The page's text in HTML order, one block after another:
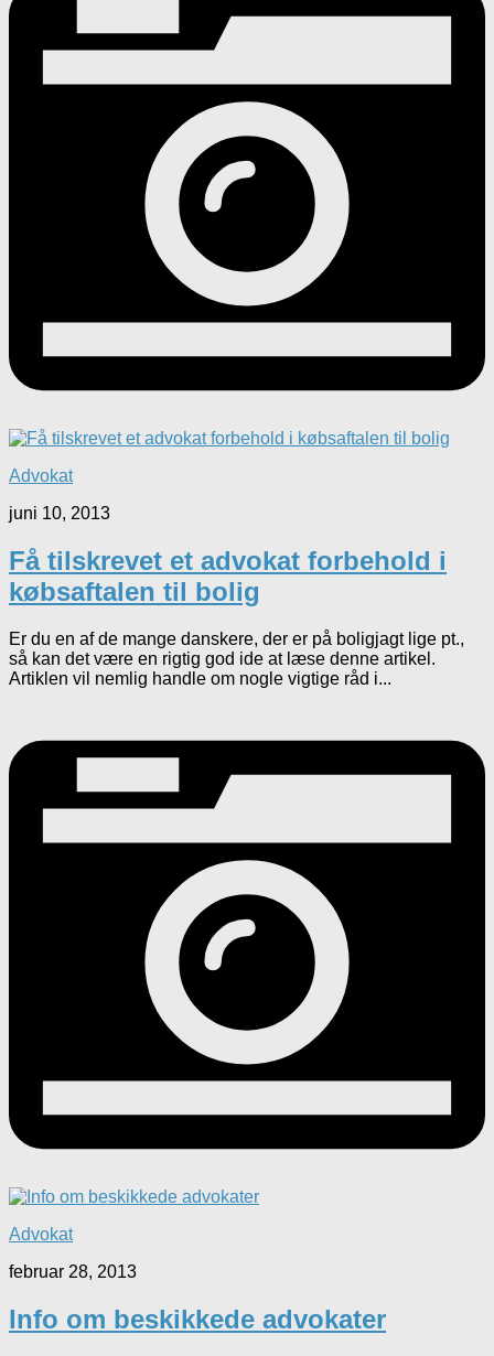
Advokat
juni 10, 2013
Få tilskrevet et advokat forbehold i
købsaftalen til bolig
Er du en af de mange danskere, der er på boligjagt lige pt.,
så kan det være en rigtig god ide at læse denne artikel.
Artiklen vil nemlig handle om nogle vigtige råd i...
Advokat
februar 28, 2013
Info om beskikkede advokater